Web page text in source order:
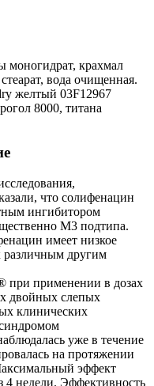
моногидрат, крахмал
вода очищенная.
желтый 03F12967
8000, титана
что солифенацин
ингибитором
М3 подтипа.
имеет низкое
различным другим
при применении в дозах
двойных слепых
клинических
уже в течение
на протяжении
эффект
4 недели. Эффективность